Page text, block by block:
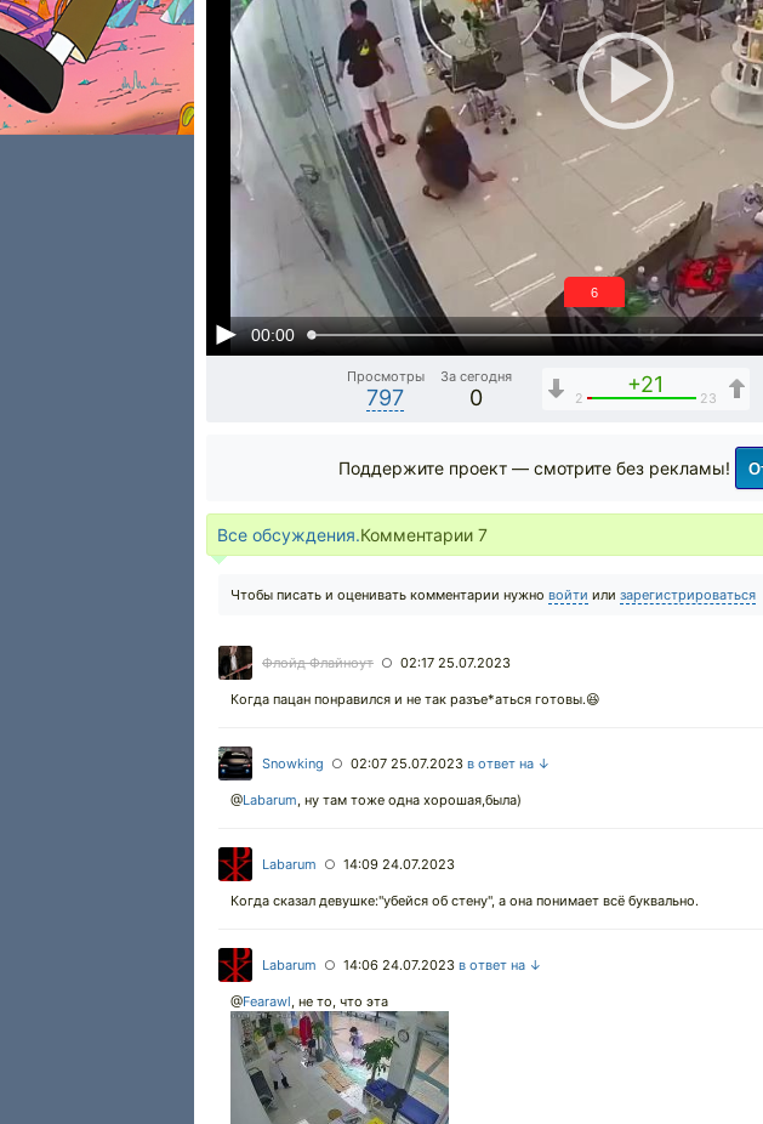
00:00
5
Просмотры
797
За сегодня
0
+21
2 23
Поддержите проект — смотрите без рекламы!
Все обсуждения.Комментарии 7
Чтобы писать и оценивать комментарии нужно войти или зарегистрироваться
Флойд Флайноут ○ 02:17 25.07.2023
Когда пацан понравился и не так разъе*аться готовы.😆
Snowking ○ 02:07 25.07.2023 в ответ на ↓
@Labarum, ну там тоже одна хорошая,была)
Labarum ○ 14:09 24.07.2023
Когда сказал девушке:"убейся об стену", а она понимает всё буквально.
Labarum ○ 14:06 24.07.2023 в ответ на ↓
@Fearawl, не то, что эта